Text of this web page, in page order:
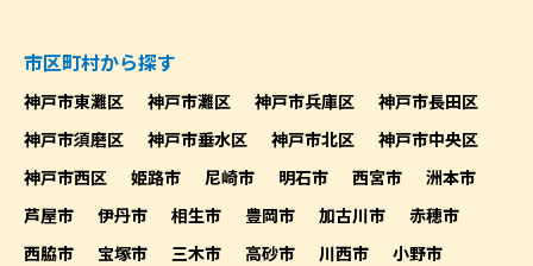
市区町村から探す
神戸市東灘区 神戸市灘区 神戸市兵庫区
神戸市長田区
神戸市須磨区
神戸市垂水区 神戸市北区
神戸市中央区
神戸市西区
姫路市 尼崎市 明石市 西宮市
洲本市
芦屋市
伊丹市 相生市 豊岡市 加古川市
赤穂市
西脇市
宝塚市 三木市 高砂市 川西市
小野市